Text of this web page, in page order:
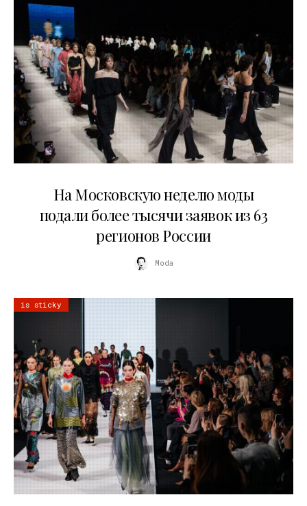
На Московскую неделю моды
подали более тысячи заявок из 63
регионов России
Moda
is sticky